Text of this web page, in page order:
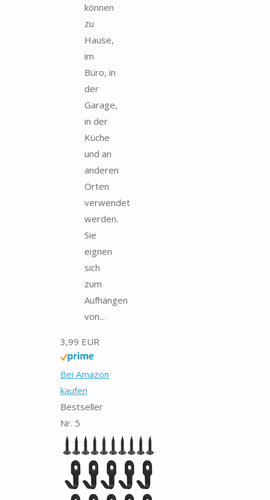
können
zu
Hause,
im
Büro, in
der
Garage,
in der
Küche
und an
anderen
Orten
verwendet
werden.
Sie
eignen
sich
zum
Aufhängen
von...
3,99 EUR
Bei Amazon
kaufen
Bestseller
Nr. 5